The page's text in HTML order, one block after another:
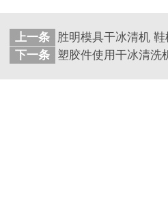
上一条
胜明模具干冰清机 鞋模脱
下一条
塑胶件使用干冰清洗机